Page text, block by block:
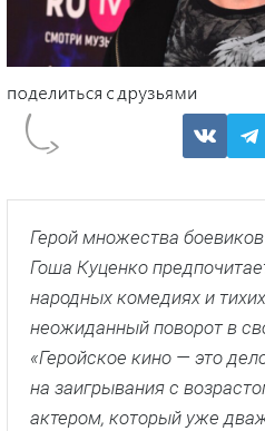
Герой множества
Гоша Куценко
народных комедиях и
неожиданный поворот в
«Геройское кино — это
на заигрывания с
актером, который уже